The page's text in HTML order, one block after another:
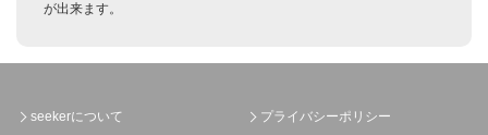
が出来ます。
seekerについて プライバシーポリシー